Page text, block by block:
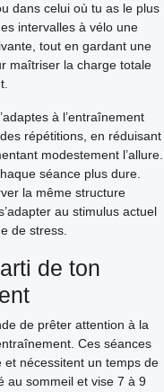
dans celui où tu as le plus
intervalles à vélo une
tout en gardant une
maîtriser la charge totale
à l’entraînement
répétitions, en réduisant
modestement l’allure.
séance plus dure.
la même structure
au stimulus actuel
de stress.
de ton
de prêter attention à la
Ces séances
nécessitent un temps de
au sommeil et vise 7 à 9